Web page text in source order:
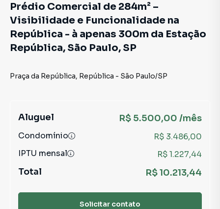
Prédio Comercial de 284m² –
Visibilidade e Funcionalidade na
República - à apenas 300m da Estação
República, São Paulo, SP
Praça da República, República - São Paulo/SP
Aluguel R$ 5.500,00 /mês
Condomínio
R$ 3.486,00
IPTU mensal
R$ 1.227,44
Total R$ 10.213,44
Solicitar contato